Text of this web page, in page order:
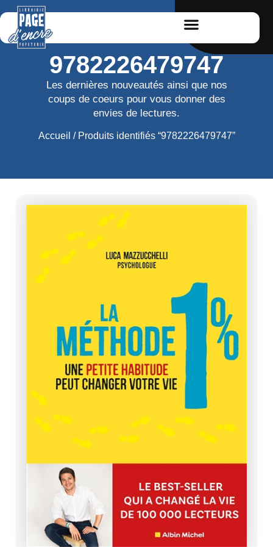
9782226479747
Les dernières nouveautés ainsi que nos
coups de coeurs pour vous donner des
envies de lectures.
Accueil / Produits identifiés “9782226479747”